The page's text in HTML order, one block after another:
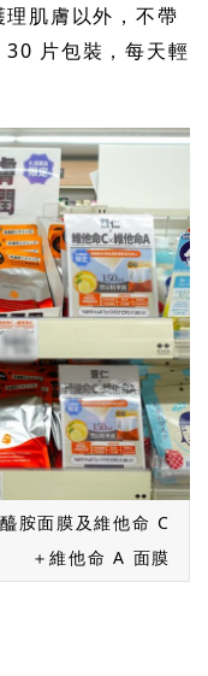
肌膚以外，不帶
片包裝，每天輕
胺面膜及維他命 C
＋維他命 A 面膜